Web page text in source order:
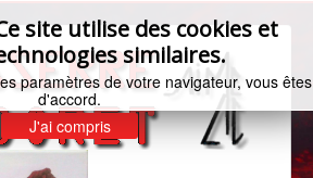
site utilise des cookies et
similaires.
paramètres de votre navigateur, vous êtes
d'accord.
J'ai compris